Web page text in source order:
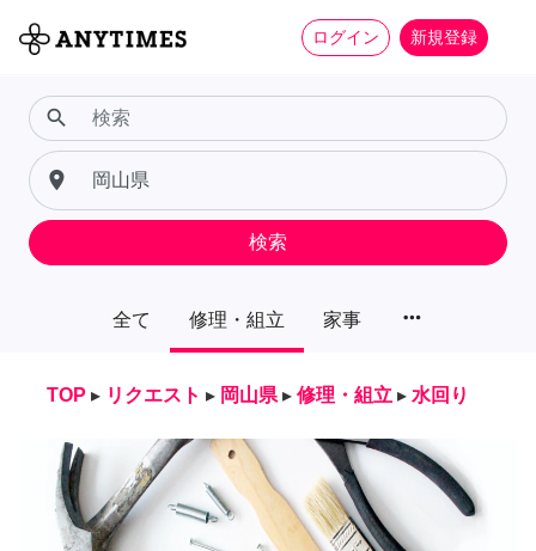
ログイン 新規登録
全て 修理・組立 家事 more_horiz
search
place
検索
TOP ▸ リクエスト ▸ 岡山県 ▸ 修理・組立 ▸ 水回り